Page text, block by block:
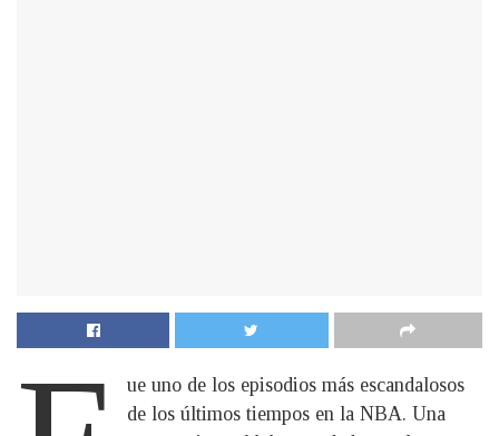
ue uno de los episodios más escandalosos
de los últimos tiempos en la NBA. Una